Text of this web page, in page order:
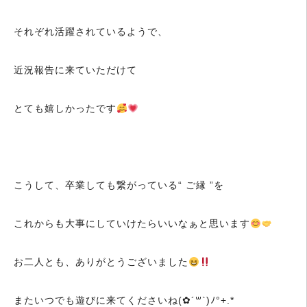
それぞれ活躍されているようで、
近況報告に来ていただけて
とても嬉しかったです
こうして、卒業しても繋がっている“ ご縁 ”を
これからも大事にしていけたらいいなぁと思います
お二人とも、ありがとうございました
またいつでも遊びに来てくださいね(✿´꒳`)ﾉ°+.*